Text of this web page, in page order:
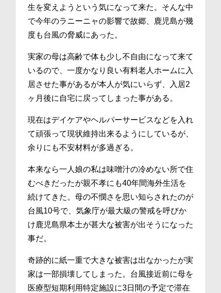
生を変えようという気になって来た。そんな中
で今年のラニーニャの影響で故郷、鹿児島が幾
度も台風の脅威にあった。
実家の母は高齢で体も少し不自由になって来て
いるので、一度かなり良い有料老人ホームに入
居させた事があるが本人が気にいらず、入居2
ヶ月後に自宅に戻ってしまった事がある。
現在はデイケアやヘルパーサービスなどを入れ
て頑張って現状維持出来るようにしているが、
余りにも不安材料が多過ぎる。
本来なら一人娘の私は味噌汁の冷めない所で住
むべきだったが親不孝にも40年間海外生活を
続けてきた。母の不憫さを思い知らされたのが
台風10号で、気象庁が最大級の警戒を呼びか
け鹿児島県本土が甚大な被害が出そうになった
事だ。
奇跡的に紙一重で大きな被害は出なかったが実
家は一部損壊してしまった。台風接近前に母を
医療型短期利用特定施設に3日間の予定で滞在